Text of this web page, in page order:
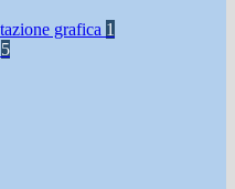
grafica 1
5